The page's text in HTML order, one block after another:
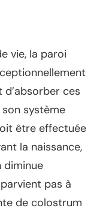
vie, la paroi
ces
système
être effectuée
la naissance,
diminue
pas à
de colostrum